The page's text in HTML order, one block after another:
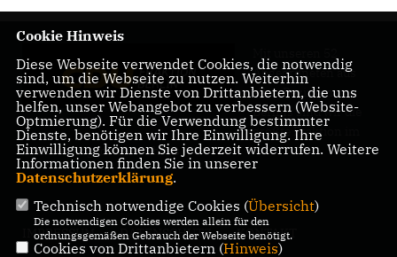
Abgeordneten aus
allen Bezirken
Berlins sind wir die
größte Fraktion im
Berliner Abgeordnetenhaus.
IMPRESSUM DATENSCHUTZ KONTAKT
Cookie Hinweis
Diese Webseite verwendet Cookies, die notwendig
sind, um die Webseite zu nutzen. Weiterhin
verwenden wir Dienste von Drittanbietern, die uns
helfen, unser Webangebot zu verbessern (Website-
Optmierung). Für die Verwendung bestimmter
Dienste, benötigen wir Ihre Einwilligung. Ihre
Einwilligung können Sie jederzeit widerrufen. Weitere
Informationen finden Sie in unserer
Datenschutzerklärung.
Technisch notwendige Cookies (Übersicht)
Die notwendigen Cookies werden allein für den
ordnungsgemäßen Gebrauch der Webseite benötigt.
Cookies von Drittanbietern (Hinweis)